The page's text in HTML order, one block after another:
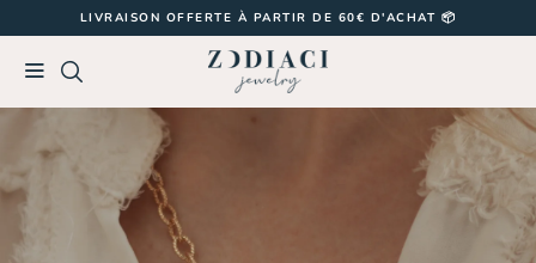
au
contenu
LIVRAISON OFFERTE À PARTIR DE 60€ D'ACHAT 📦